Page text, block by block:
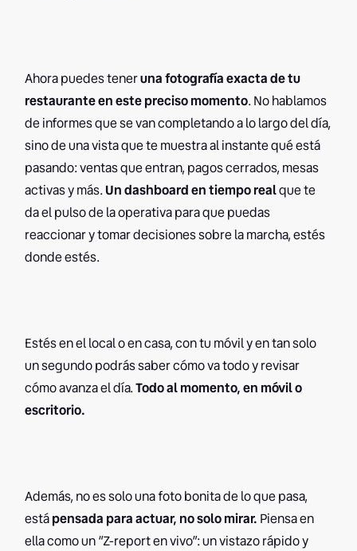
Ahora puedes teneruna fotografía exacta de tu
restaurante en este preciso momento. No hablamos
de informes que se van completando a lo largo del día,
sino de una vista que te muestra al instante qué está
pasando: ventas que entran, pagos cerrados, mesas
activas y más.Un dashboard en tiempo realque te
da el pulso de la operativa para que puedas
reaccionar y tomar decisiones sobre la marcha, estés
donde estés.
Estés en el local o en casa, con tu móvil y en tan solo
un segundo podrás saber cómo va todo y revisar
cómo avanza el día.Todo al momento, en móvil o
escritorio.
Además, no es solo una foto bonita de lo que pasa,
estápensada para actuar, no solo mirar. Piensa en
ella como un “Z-report en vivo”: un vistazo rápido y